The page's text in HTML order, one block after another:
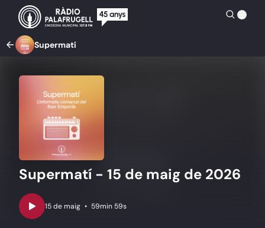
Supermatí
Supermatí - 15 de maig de 2026
• 59min 59s